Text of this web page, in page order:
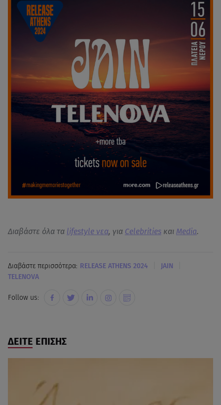
Διαβάστε όλα τα lifestyle νεα, για Celebrities και Media.
Διαβάστε περισσότερα: RELEASE ATHENS 2024 JAIN
TELENOVA
Follow us:
ΔΕΙΤΕ ΕΠΙΣΗΣ